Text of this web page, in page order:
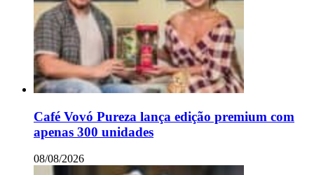
Café Vovó Pureza lança edição premium com
apenas 300 unidades
08/08/2026